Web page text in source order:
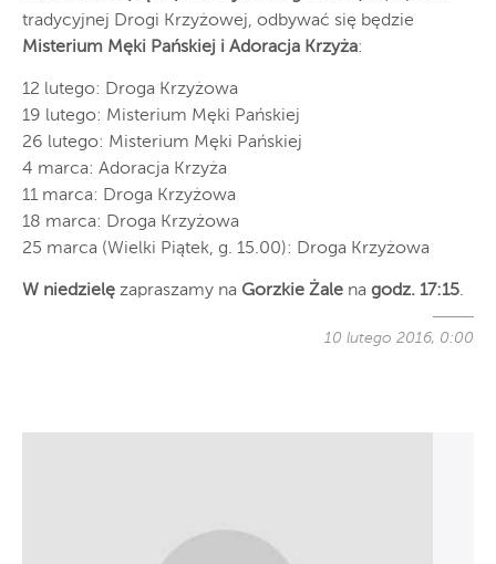
tradycyjnej Drogi Krzyżowej, odbywać się będzie
Misterium Męki Pańskiej i Adoracja Krzyża:
12 lutego: Droga Krzyżowa
19 lutego: Misterium Męki Pańskiej
26 lutego: Misterium Męki Pańskiej
4 marca: Adoracja Krzyża
11 marca: Droga Krzyżowa
18 marca: Droga Krzyżowa
25 marca (Wielki Piątek, g. 15.00): Droga Krzyżowa
W niedzielę zapraszamy na Gorzkie Żale na godz. 17:15.
10 lutego 2016, 0:00